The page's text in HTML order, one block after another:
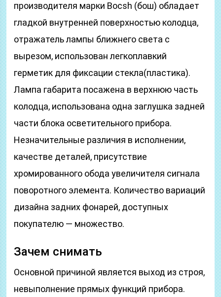
производителя марки Bocsh (бош) обладает
гладкой внутренней поверхностью колодца,
отражатель лампы ближнего света с
вырезом, использован легкоплавкий
герметик для фиксации стекла(пластика).
Лампа габарита посажена в верхнюю часть
колодца, использована одна заглушка задней
части блока осветительного прибора.
Незначительные различия в исполнении,
качестве деталей, присутствие
хромированного обода увеличителя сигнала
поворотного элемента. Количество вариаций
дизайна задних фонарей, доступных
покупателю — множество.
Зачем снимать
Основной причиной является выход из строя,
невыполнение прямых функций прибора.